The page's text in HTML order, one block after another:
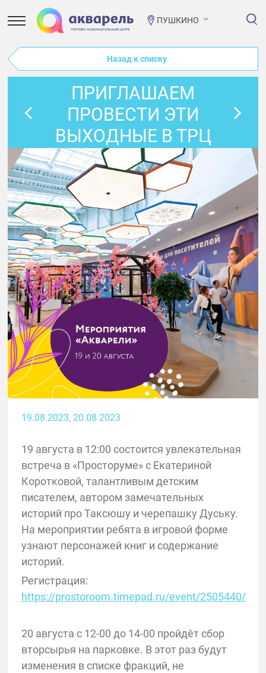
ПУШКИНО
Назад к списку
ПРИГЛАШАЕМ
ПРОВЕСТИ ЭТИ
ВЫХОДНЫЕ В ТРЦ
«АКВАРЕЛЬ».
19.08.2023, 20.08.2023
19 августа в 12:00 состоится увлекательная
встреча в «Просторуме» с Екатериной
Коротковой, талантливым детским
писателем, автором замечательных
историй про Таксюшу и черепашку Дуську.
На мероприятии ребята в игровой форме
узнают персонажей книг и содержание
историй.
Регистрация:
https://prostoroom.timepad.ru/event/2505440/
20 августа с 12-00 до 14-00 пройдёт сбор
вторсырья на парковке. В этот раз будут
изменения в списке фракций, не